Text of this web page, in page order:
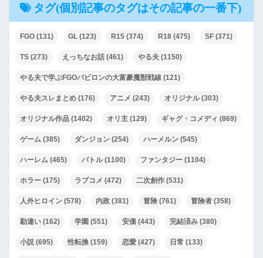
タグ(個別記事のタグはその記事の一番下)
FGO (131) GL (123) R15 (374) R18 (475) SF (371)
TS (273) えっちなお話 (461) やる夫 (1150)
やる夫で学ぶFGOバビロンの大富豪魔獣戦線 (121)
やる夫スレまとめ (176) アニメ (243) オリジナル(303)
オリジナル作品 (1402) オリ主 (129) ギャグ・コメディ (869)
ゲーム (385) ダンジョン (254) ハーメルン (545)
ハーレム (465) バトル(1100) ファンタジー (1104)
ホラー (175) ラブコメ (472) 二次創作 (531)
人外ヒロイン (578) 内政 (381) 冒険 (761) 冒険者 (358)
勘違い (162) 学園 (551) 安価 (443) 完結済み (380)
小説(695) 性転換 (159) 恋愛 (427) 日常 (133)